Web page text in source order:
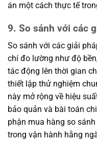
án một cách thực tế
9. So sánh với các
So sánh với các giải
chí đo lường như độ
tác động lên thời gian
thiết lập thử nghiệm
này mở rộng về hiệu
bảo quản và bài toán
phận mua hàng so
trong vận hành hằng